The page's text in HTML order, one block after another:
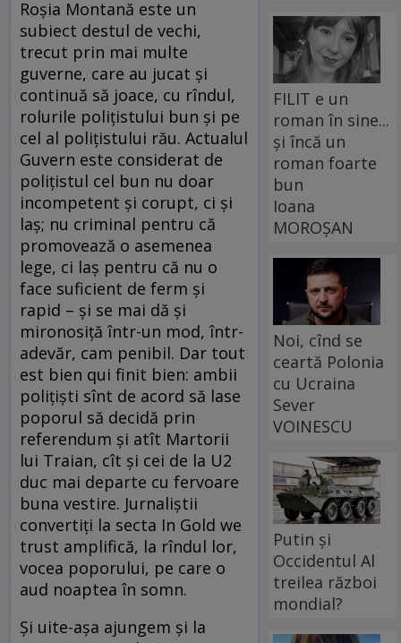
Roşia Montană este un
subiect destul de vechi,
trecut prin mai multe
guverne, care au jucat şi
continuă să joace, cu rîndul,
rolurile poliţistului bun şi pe
cel al poliţistului rău. Actualul
Guvern este considerat de
poliţistul cel bun nu doar
incompetent şi corupt, ci şi
laş; nu criminal pentru că
promovează o asemenea
lege, ci laş pentru că nu o
face suficient de ferm şi
rapid – şi se mai dă şi
mironosiţă într-un mod, într-
adevăr, cam penibil. Dar tout
est bien qui finit bien: ambii
poliţişti sînt de acord să lase
poporul să decidă prin
referendum şi atît Martorii
lui Traian, cît şi cei de la U2
duc mai departe cu fervoare
buna vestire. Jurnaliştii
convertiţi la secta In Gold we
trust amplifică, la rîndul lor,
vocea poporului, pe care o
aud noaptea în somn.
Şi uite-aşa ajungem şi la
FILIT e un
roman în sine...
și încă un
roman foarte
bun
Ioana
MOROȘAN
Noi, cînd se
ceartă Polonia
cu Ucraina
Sever
VOINESCU
Putin și
Occidentul Al
treilea război
mondial?